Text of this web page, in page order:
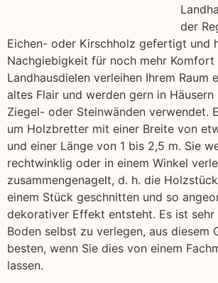
der
Eichen- oder Kirschholz gefertigt und
Nachgiebigkeit für noch mehr Komfort
Landhausdielen verleihen Ihrem Raum
altes Flair und werden gern in
Ziegel- oder Steinwänden verwendet.
um Holzbretter mit einer Breite von
und einer Länge von 1 bis 2,5 m. Sie
rechtwinklig oder in einem Winkel
zusammengenagelt, d. h. die
einem Stück geschnitten und so
dekorativer Effekt entsteht. Es ist sehr
Boden selbst zu verlegen, aus diesem
besten, wenn Sie dies von einem
lassen.